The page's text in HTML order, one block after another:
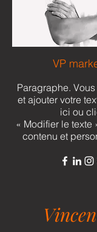
VP
Paragraphe.
et ajouter votre
ici ou
« Modifier le texte
contenu et